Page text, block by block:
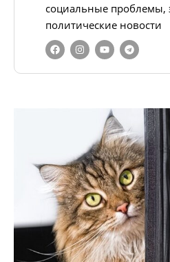
социальные проблемы,
политические новости